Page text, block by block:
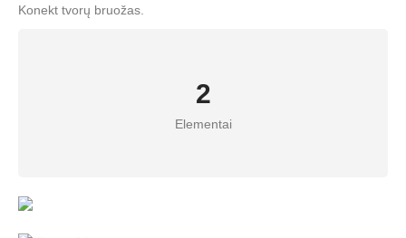
Konekt tvorų bruožas.
2
Elementai